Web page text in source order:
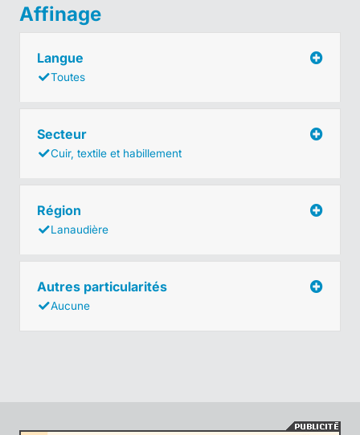
Affinage
Langue
Toutes
Secteur
Cuir, textile et habillement
Région
Lanaudière
Autres particularités
Aucune